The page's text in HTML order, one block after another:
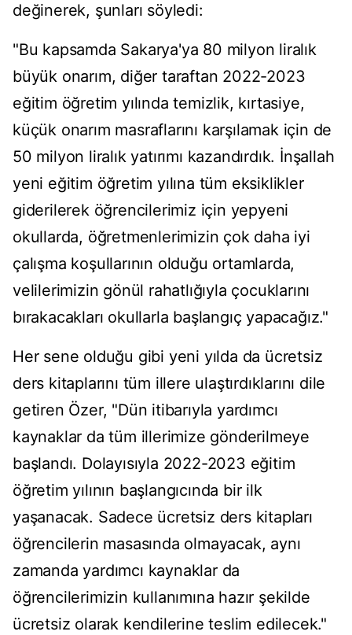
değinerek, şunları söyledi:
"Bu kapsamda Sakarya'ya 80 milyon liralık
büyük onarım, diğer taraftan 2022-2023
eğitim öğretim yılında temizlik, kırtasiye,
küçük onarım masraflarını karşılamak için de
50 milyon liralık yatırımı kazandırdık. İnşallah
yeni eğitim öğretim yılına tüm eksiklikler
giderilerek öğrencilerimiz için yepyeni
okullarda, öğretmenlerimizin çok daha iyi
çalışma koşullarının olduğu ortamlarda,
velilerimizin gönül rahatlığıyla çocuklarını
bırakacakları okullarla başlangıç yapacağız."
Her sene olduğu gibi yeni yılda da ücretsiz
ders kitaplarını tüm illere ulaştırdıklarını dile
getiren Özer, "Dün itibarıyla yardımcı
kaynaklar da tüm illerimize gönderilmeye
başlandı. Dolayısıyla 2022-2023 eğitim
öğretim yılının başlangıcında bir ilk
yaşanacak. Sadece ücretsiz ders kitapları
öğrencilerin masasında olmayacak, aynı
zamanda yardımcı kaynaklar da
öğrencilerimizin kullanımına hazır şekilde
ücretsiz olarak kendilerine teslim edilecek."